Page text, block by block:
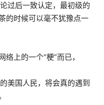
过后一致认定，最初级的
的时候可以毫不犹豫点一
上的一个“梗”而已，
美国人民，将会真的遇到